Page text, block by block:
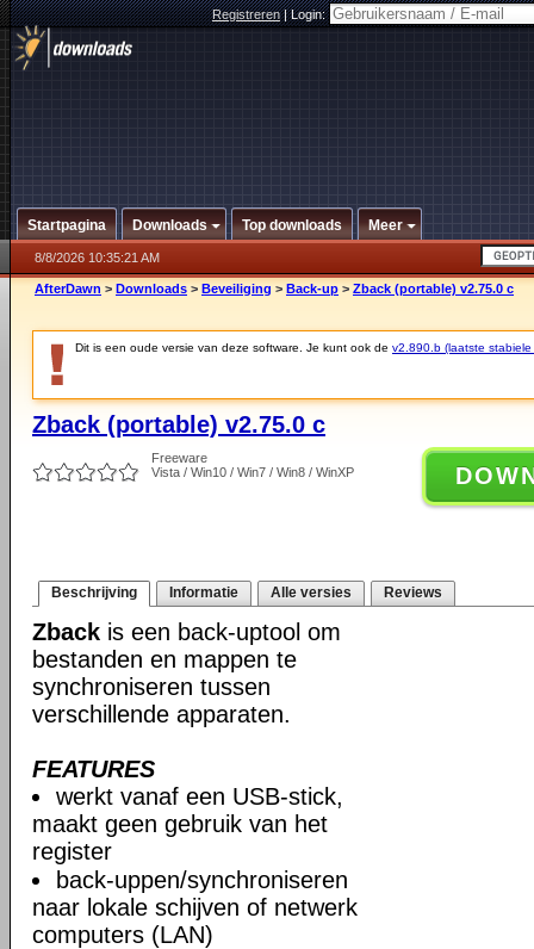
Registreren|Login:
Startpagina Downloads Top downloads Meer
8/8/2026 10:35:21 AM
AfterDawn > Downloads > Beveiliging > Back-up > Zback (portable) v2.75.0 c
Dit is een oude versie van deze software. Je kunt ook de v2.890.b (laatste stabiele
Zback (portable) v2.75.0 c
Freeware
Vista / Win10 / Win7 / Win8 / WinXP
Beschrijving Informatie Alle versies Reviews
Zback is een back-uptool om
bestanden en mappen te
synchroniseren tussen
verschillende apparaten.
FEATURES
werkt vanaf een USB-stick,
maakt geen gebruik van het
register
back-uppen/synchroniseren
naar lokale schijven of netwerk
computers (LAN)